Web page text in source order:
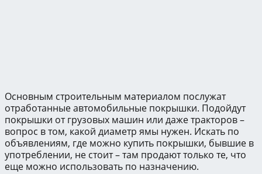
Основным строительным материалом послужат
отработанные автомобильные покрышки. Подойдут
покрышки от грузовых машин или даже тракторов –
вопрос в том, какой диаметр ямы нужен. Искать по
объявлениям, где можно купить покрышки, бывшие в
употреблении, не стоит – там продают только те, что
еще можно использовать по назначению.